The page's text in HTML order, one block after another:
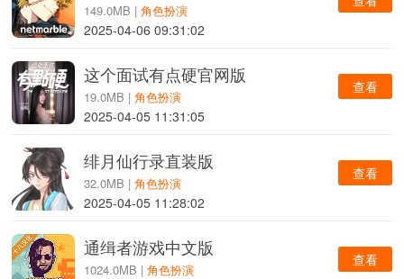
149.0MB |角色扮演
2025-04-06 09:31:02
这个面试有点硬官网版
19.0MB |角色扮演
查看
2025-04-05 11:31:05
绯月仙行录直装版
32.0MB |角色扮演
查看
2025-04-05 11:28:02
通缉者游戏中文版
1024.0MB |角色扮演
查看